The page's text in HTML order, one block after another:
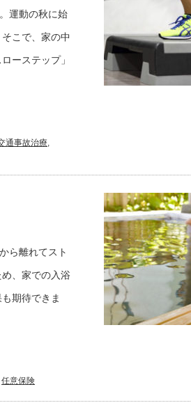
運動の秋に始
こで、家の中
ーステップ」
通事故治療,
ら離れてスト
、家での入浴
期待できま
任意保険